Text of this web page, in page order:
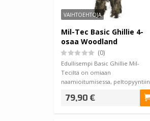
VAIHTOEHTOJA
Mil-Tec Basic Ghillie 4-
osaa Woodland
(0)
Edullisempi Basic Ghillie Mil-
Teciltä on omiaan
naamioitumisessa, peltopyyntiin
79,90 €